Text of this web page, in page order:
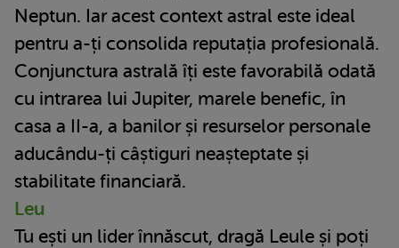
Neptun. Iar acest context astral este ideal
pentru a-ți consolida reputația profesională.
Conjunctura astrală îți este favorabilă odată
cu intrarea lui Jupiter, marele benefic, în
casa a II-a, a banilor și resurselor personale
aducându-ți câștiguri neașteptate și
stabilitate financiară.
Leu
Tu ești un lider înnăscut, dragă Leule și poți